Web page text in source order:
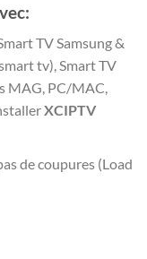
TV Samsung &
tv), Smart TV
MAG, PC/MAC,
XCIPTV
de coupures (Load